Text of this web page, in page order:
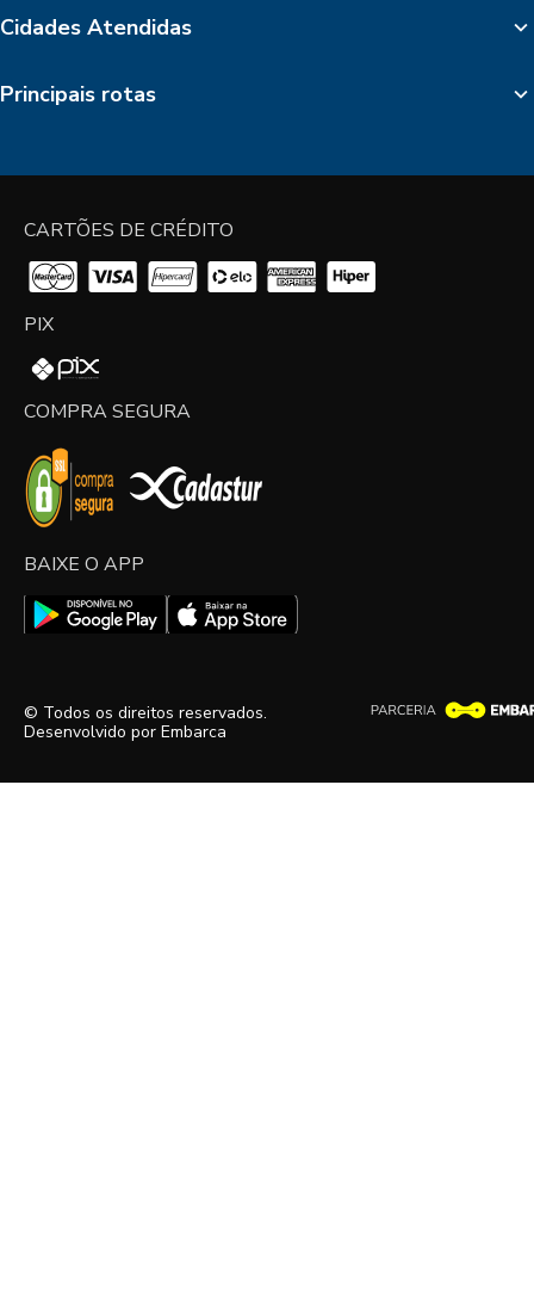
Cidades Atendidas
Principais rotas
CARTÕES DE CRÉDITO
PIX
COMPRA SEGURA
BAIXE O APP
© Todos os direitos reservados.
Desenvolvido por Embarca